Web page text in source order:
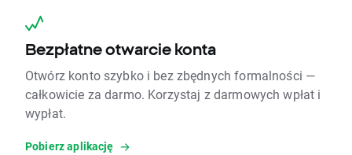
Bezpłatne otwarcie konta
Otwórz konto szybko i bez zbędnych formalności —
całkowicie za darmo. Korzystaj z darmowych wpłat i
wypłat.
Pobierz aplikację